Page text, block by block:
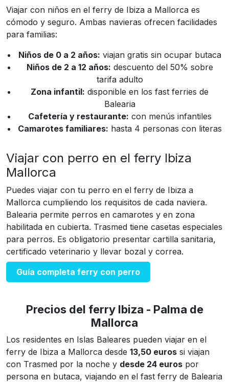
Viajar con niños en el ferry de Ibiza a Mallorca es
cómodo y seguro. Ambas navieras ofrecen facilidades
para familias:
Niños de 0 a 2 años: viajan gratis sin ocupar butaca
Niños de 2 a 12 años: descuento del 50% sobre
tarifa adulto
Zona infantil: disponible en los fast ferries de
Balearia
Cafetería y restaurante: con menús infantiles
Camarotes familiares: hasta 4 personas con literas
Viajar con perro en el ferry Ibiza
Mallorca
Puedes viajar con tu perro en el ferry de Ibiza a
Mallorca cumpliendo los requisitos de cada naviera.
Balearia permite perros en camarotes y en zona
habilitada en cubierta. Trasmed tiene casetas especiales
para perros. Es obligatorio presentar cartilla sanitaria,
certificado veterinario y llevar bozal y correa.
Guía completa ferry con perro
Precios del ferry Ibiza - Palma de
Mallorca
Los residentes en Islas Baleares pueden viajar en el
ferry de Ibiza a Mallorca desde 13,50 euros si viajan
con Trasmed por la noche y desde 24 euros por
persona en butaca, viajando en el fast ferry de Balearia